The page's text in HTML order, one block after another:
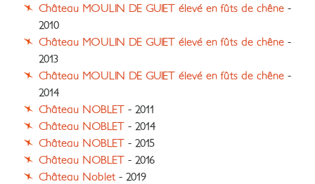
Château MOULIN DE GUIET élevé en fûts de chêne -
2010
Château MOULIN DE GUIET élevé en fûts de chêne -
2013
Château MOULIN DE GUIET élevé en fûts de chêne -
2014
Château NOBLET - 2011
Château NOBLET - 2014
Château NOBLET - 2015
Château NOBLET - 2016
Château Noblet - 2019